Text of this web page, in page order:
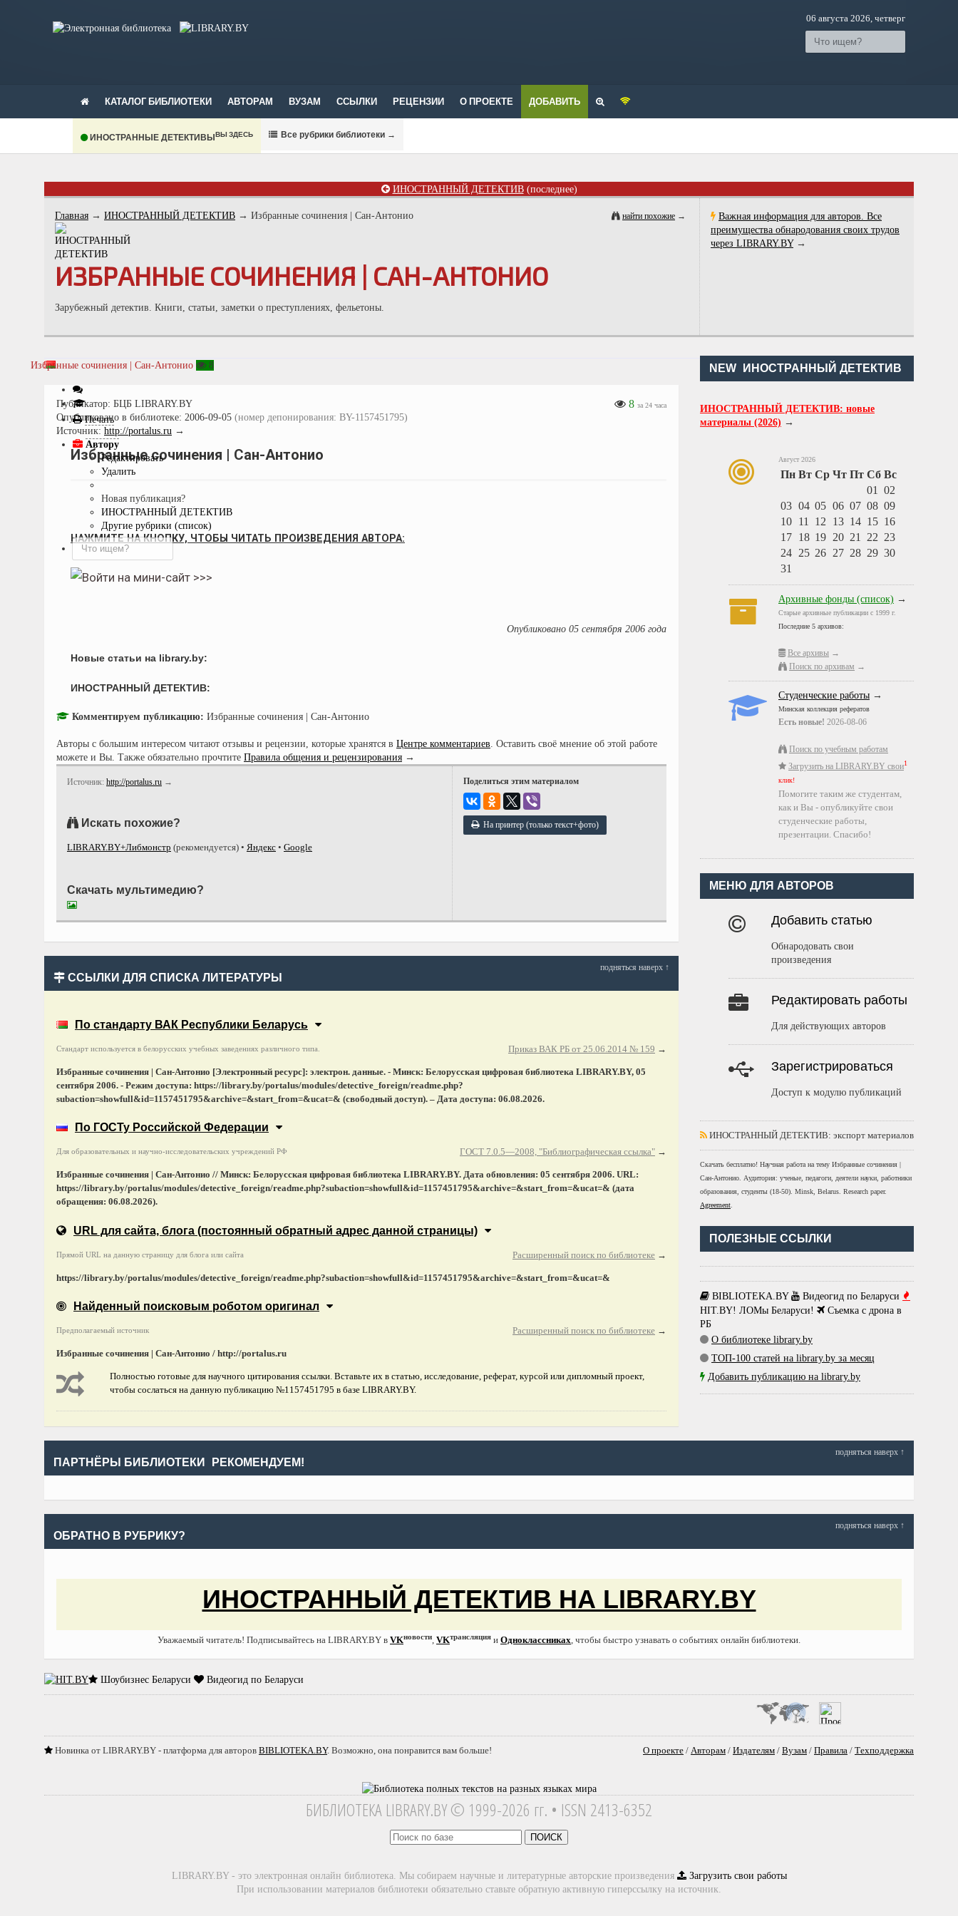
06 августа 2026, четверг
КАТАЛОГ БИБЛИОТЕКИ АВТОРАМ ВУЗАМ ССЫЛКИ РЕЦЕНЗИИ О ПРОЕКТЕ ДОБАВИТЬ
ИНОСТРАННЫЕ ДЕТЕКТИВЫВЫ ЗДЕСЬ Все рубрики библиотеки →
ИНОСТРАННЫЙ ДЕТЕКТИВ(последнее)
Важная информация для авторов. Все
преимущества обнародования своих трудов
через LIBRARY.BY→
найти похожие →
Главная → ИНОСТРАННЫЙ ДЕТЕКТИВ → Избранные сочинения | Сан-Антонио
ИЗБРАННЫЕ СОЧИНЕНИЯ | САН-АНТОНИО
Зарубежный детектив. Книги, статьи, заметки о преступлениях, фельетоны.
NEW ИНОСТРАННЫЙ ДЕТЕКТИВ
ИНОСТРАННЫЙ ДЕТЕКТИВ: новые
материалы (2026) →
Август 2026
Пн Вт Ср Чт Пт Сб Вс
01
02
03 04 05 06 07 08 09
10 11 12 13 14 15 16
17 18 19 20 21 22 23
24 25 26 27 28 29 30
31
Архивные фонды (список) →
Старые архивные публикации с 1999 г.
Последние 5 архивов:
Все архивы →
Поиск по архивам →
Студенческие работы →
Минская коллекция рефератов
Есть новые! 2026-08-06
Поиск по учебным работам
Загрузить на LIBRARY.BY свои1
клик!
Помогите таким же студентам,
как и Вы - опубликуйте свои
студенческие работы,
презентации. Спасибо!
МЕНЮ ДЛЯ АВТОРОВ
Добавить статью
Обнародовать свои
произведения
Редактировать работы
Для действующих авторов
Зарегистрироваться
Доступ к модулю публикаций
ИНОСТРАННЫЙ ДЕТЕКТИВ: экспорт материалов
Скачать бесплатно! Научная работа на тему Избранные сочинения |
Сан-Антонио . Аудитория: ученые, педагоги, деятели науки, работники
образования, студенты (18-50). Minsk, Belarus Research paper.
Agreement
ПОЛЕЗНЫЕ ССЫЛКИ
BIBLIOTEKA.BY
Видеогид по Беларуси
HIT.BY! ЛОМы Беларуси!
Съемка с дрона в
РБ
О библиотеке library.by
ТОП-100 статей на library.by за месяц
Добавить публикацию на library.by
Избранные сочинения | Сан-Антонио 8
Печать
Автору
Редактировать
Удалить
Новая публикация?
ИНОСТРАННЫЙ ДЕТЕКТИВ
Другие рубрики (список)
8 за 24 часа
Публикатор: БЦБ LIBRARY.BY
Опубликовано в библиотеке: 2006-09-05 (номер депонирования: BY-1157451795)
Источник: http://portalus.ru →
Избранные сочинения | Сан-Антонио
НАЖМИТЕ НА КНОПКУ, ЧТОБЫ ЧИТАТЬ ПРОИЗВЕДЕНИЯ АВТОРА:
Опубликовано 05 сентября 2006 года
Новые статьи на library.by:
ИНОСТРАННЫЙ ДЕТЕКТИВ:
Комментируем публикацию: Избранные сочинения | Сан-Антонио
Авторы с большим интересом читают отзывы и рецензии, которые хранятся в Центре комментариев. Оставить своё мнение об этой работе
можете и Вы. Также обязательно прочтите Правила общения и рецензирования →
Поделиться этим материалом
На принтер (только текст+фото)
Источник: http://portalus.ru →
Искать похожие?
LIBRARY.BY+Либмонстр (рекомендуется) • Яндекс • Google
Скачать мультимедию?
подняться наверх ↑
ССЫЛКИ ДЛЯ СПИСКА ЛИТЕРАТУРЫ
По стандарту ВАК Республики Беларусь
Приказ ВАК РБ от 25.06.2014 № 159 →
Стандарт используется в белорусских учебных заведениях различного типа.
Избранные сочинения | Сан-Антонио [Электронный ресурс]: электрон. данные. - Минск: Белорусская цифровая библиотека LIBRARY.BY, 05
сентября 2006. - Режим доступа: https://library.by/portalus/modules/detective_foreign/readme.php?
subaction=showfull&id=1157451795&archive=&start_from=&ucat=& (свободный доступ). – Дата доступа: 06.08.2026.
По ГОСТу Российской Федерации
ГОСТ 7.0.5—2008, "Библиографическая ссылка" →
Для образовательных и научно-исследовательских учреждений РФ
Избранные сочинения | Сан-Антонио // Минск: Белорусская цифровая библиотека LIBRARY.BY. Дата обновления: 05 сентября 2006. URL:
https://library.by/portalus/modules/detective_foreign/readme.php?subaction=showfull&id=1157451795&archive=&start_from=&ucat=& (дата
обращения: 06.08.2026).
URL для сайта, блога (постоянный обратный адрес данной страницы)
Расширенный поиск по библиотеке →
Прямой URL на данную страницу для блога или сайта
https://library.by/portalus/modules/detective_foreign/readme.php?subaction=showfull&id=1157451795&archive=&start_from=&ucat=&
Найденный поисковым роботом оригинал
Расширенный поиск по библиотеке →
Предполагаемый источник
Избранные сочинения | Сан-Антонио / http://portalus.ru
Полностью готовые для научного цитирования ссылки. Вставьте их в статью, исследование, реферат, курсой или дипломный проект,
чтобы сослаться на данную публикацию №1157451795 в базе LIBRARY.BY.
подняться наверх ↑
ПАРТНЁРЫ БИБЛИОТЕКИ РЕКОМЕНДУЕМ!
подняться наверх ↑
ОБРАТНО В РУБРИКУ?
ИНОСТРАННЫЙ ДЕТЕКТИВ НА LIBRARY.BY
Уважаемый читатель! Подписывайтесь на LIBRARY.BY в VKновости VKтрансляция и Одноклассниках , чтобы быстро узнавать о событиях онлайн библиотеки.
Шоубизнес Беларуси Видеогид по Беларуси
О проекте / Авторам / Издателям / Вузам / Правила / Техподдержка
Новинка от LIBRARY.BY - платформа для авторов BIBLIOTEKA.BY. Возможно, она понравится вам больше!
БИБЛИОТЕКА LIBRARY.BY © 1999-2026 гг. • ISSN 2413-6352
ПОИСК
LIBRARY.BY - это электронная онлайн библиотека. Мы собираем научные и литературные авторские произведения
Загрузить свои работы
При использовании материалов библиотеки обязательно ставьте обратную активную гиперссылку на источник.